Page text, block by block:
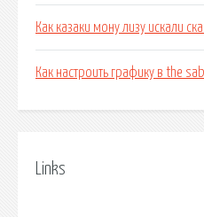
Как казаки мону лизу искали
Как настроить графику в the
Links